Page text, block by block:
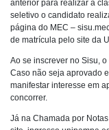
anterior para realizar a
seletivo o candidato
página do MEC –
de matrícula pelo site da
Ao se inscrever no Sisu,
Caso não seja aprovado
manifestar interesse em
concorrer.
Já na Chamada por